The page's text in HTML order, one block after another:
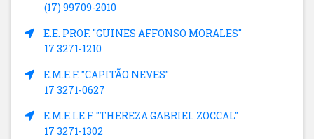
(17) 99709-2010
E.E. PROF. "GUINES AFFONSO MORALES"
17 3271-1210
E.M.E.F. "CAPITÃO NEVES"
17 3271-0627
E.M.E.I.E.F. "THEREZA GABRIEL ZOCCAL"
17 3271-1302